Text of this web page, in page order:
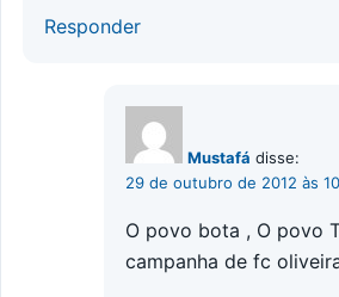
Responder
Mustafá disse:
29 de outubro de 2012 às
O povo bota , O povo
campanha de fc